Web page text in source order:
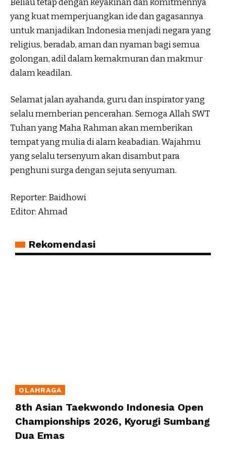
yang kuat memperjuangkan ide dan gagasannya
untuk manjadikan Indonesia menjadi negara yang
religius, beradab, aman dan nyaman bagi semua
golongan, adil dalam kemakmuran dan makmur
dalam keadilan.
Selamat jalan ayahanda, guru dan inspirator yang
selalu memberian pencerahan. Semoga Allah SWT
Tuhan yang Maha Rahman akan memberikan
tempat yang mulia di alam keabadian. Wajahmu
yang selalu tersenyum akan disambut para
penghuni surga dengan sejuta senyuman.
Reporter: Baidhowi
Editor: Ahmad
Rekomendasi
OLAHRAGA
8th Asian Taekwondo Indonesia Open
Championships 2026, Kyorugi Sumbang
Dua Emas